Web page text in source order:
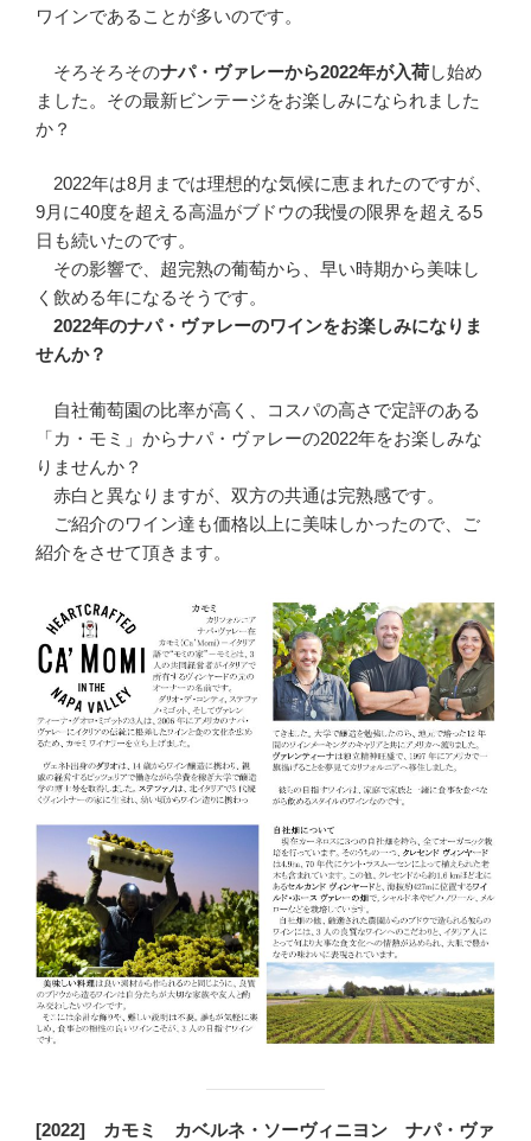
ワインであることが多いのです。
そろそろそのナパ・ヴァレーから2022年が入荷し始め
ました。その最新ビンテージをお楽しみになられました
か？
2022年は8月までは理想的な気候に恵まれたのですが、
9月に40度を超える高温がブドウの我慢の限界を超える5
日も続いたのです。
その影響で、超完熟の葡萄から、早い時期から美味し
く飲める年になるそうです。
2022年のナパ・ヴァレーのワインをお楽しみになりま
せんか？
自社葡萄園の比率が高く、コスパの高さで定評のある
「カ・モミ」からナパ・ヴァレーの2022年をお楽しみな
りませんか？
赤白と異なりますが、双方の共通は完熟感です。
ご紹介のワイン達も価格以上に美味しかったので、ご
紹介をさせて頂きます。
[2022] カモミ カベルネ・ソーヴィニヨン ナパ・ヴァ